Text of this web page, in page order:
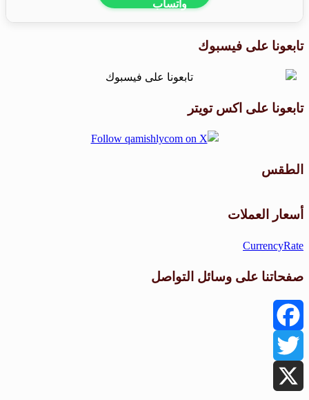
تابعونا على فيسبوك
تابعونا على اكس تويتر
الطقس
أسعار العملات
CurrencyRate
صفحاتنا على وسائل التواصل
Facebook
Twitter